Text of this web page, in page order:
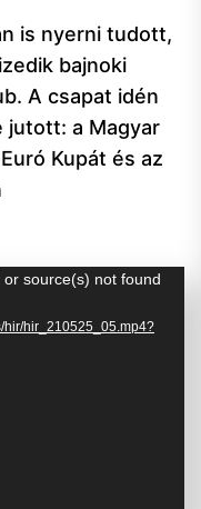
is nyerni tudott,
bajnoki
A csapat idén
jutott: a Magyar
Kupát és az
source(s) not found
hir/hir_210525_05.mp4?